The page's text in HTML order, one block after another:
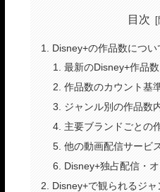
目次
Disney+の作品数につい
最新のDisney+作品数
作品数のカウント基
ジャンル別の作品数
主要ブランドごとの
他の動画配信サービ
Disney+独占配信・
Disney+で観られるジ